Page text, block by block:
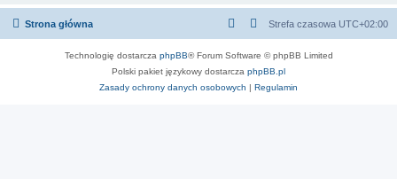
Strona główna Strefa czasowa UTC+02:00
Technologię dostarcza phpBB® Forum Software © phpBB Limited
Polski pakiet językowy dostarcza phpBB.pl
Zasady ochrony danych osobowych | Regulamin